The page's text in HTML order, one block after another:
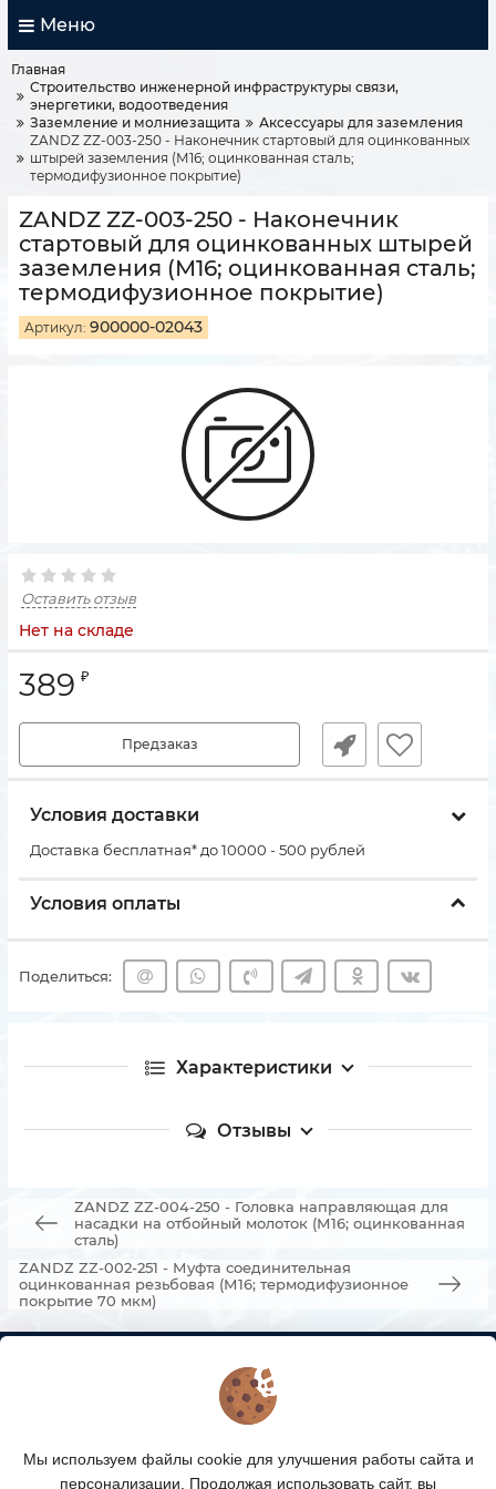
Меню
Главная
Строительство инженерной инфраструктуры связи,
энергетики, водоотведения
Заземление и молниезащита
Аксессуары для заземления
ZANDZ ZZ-003-250 - Наконечник стартовый для оцинкованных
штырей заземления (М16; оцинкованная сталь;
термодифузионное покрытие)
ZANDZ ZZ-003-250 - Наконечник
стартовый для оцинкованных штырей
заземления (М16; оцинкованная сталь;
термодифузионное покрытие)
Артикул: 900000-02043
Оставить отзыв
Нет на складе
389 ₽
Предзаказ
Условия доставки
Доставка бесплатная* до 10000 - 500 рублей
Условия оплаты
Поделиться:
Характеристики
Отзывы
ZANDZ ZZ-004-250 - Головка направляющая для
насадки на отбойный молоток (М16; оцинкованная
сталь)
ZANDZ ZZ-002-251 - Муфта соединительная
оцинкованная резьбовая (М16; термодифузионное
покрытие 70 мкм)
КАТАЛОГ ТОВАРОВ
Мы используем файлы cookie для улучшения работы сайта и
персонализации. Продолжая использовать сайт, вы